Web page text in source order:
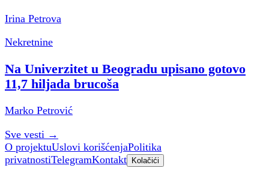
Irina Petrova
Nekretnine
Na Univerzitet u Beogradu upisano gotovo
11,7 hiljada brucoša
Marko Petrović
Sve vesti →
O projektuUslovi korišćenjaPolitika
privatnostiTelegramKontakt Kolačići